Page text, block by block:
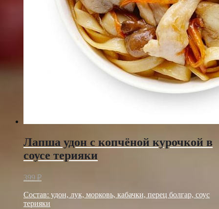
Лапша удон с копчёной курочкой в
соусе терияки
399 ₽
Состав: удон, лук, морковь, кабачки, перец болгар, соус
терияки